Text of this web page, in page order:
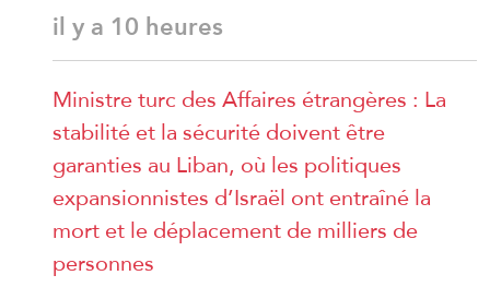
il y a 10 heures
Ministre turc des Affaires étrangères : La
stabilité et la sécurité doivent être
garanties au Liban, où les politiques
expansionnistes d’Israël ont entraîné la
mort et le déplacement de milliers de
personnes